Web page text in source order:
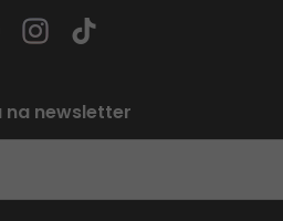
na newsletter